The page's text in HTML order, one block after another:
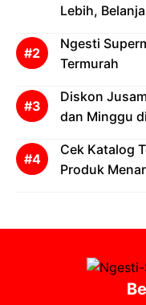
Lebih,
Ngesti
Termurah
Diskon
dan Minggu
Cek Katalog
Produk